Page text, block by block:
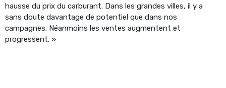
hausse du prix du carburant. Dans les grandes villes, il y a
sans doute davantage de potentiel que dans nos
campagnes. Néanmoins les ventes augmentent et
progressent. »